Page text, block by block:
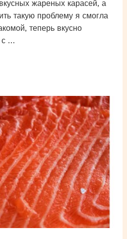
жареных карасей, а
такую проблему я смогла
теперь вкусно
с …